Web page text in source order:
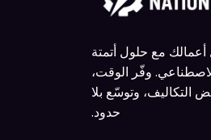
مع حلول أتمتة
وفّر الوقت،
التكاليف، وتوسّع بلا
حدود.